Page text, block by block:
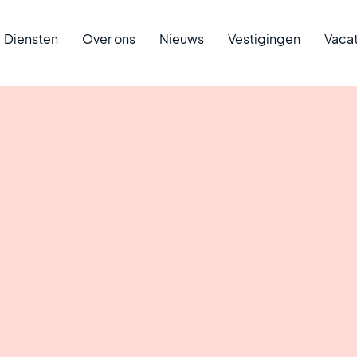
Diensten Over ons Nieuws Vestigingen